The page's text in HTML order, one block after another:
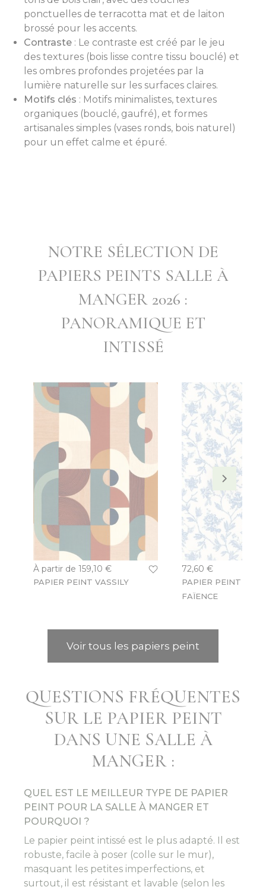
ponctuelles de terracotta mat et de laiton
brossé pour les accents.
Contraste : Le contraste est créé par le jeu
des textures (bois lisse contre tissu bouclé) et
les ombres profondes projetées par la
lumière naturelle sur les surfaces claires.
Motifs clés : Motifs minimalistes, textures
organiques (bouclé, gaufré), et formes
artisanales simples (vases ronds, bois naturel)
pour un effet calme et épuré.
NOTRE SÉLECTION DE
PAPIERS PEINTS SALLE À
MANGER 2026 :
PANORAMIQUE ET
INTISSÉ
PAPIER PEINT VASSILY
À partir de 159,10 €
PAPIER PEINT
FAÏENCE
72,60 €
Voir tous les papiers peint
QUESTIONS FRÉQUENTES
SUR LE PAPIER PEINT
DANS UNE SALLE À
MANGER :
QUEL EST LE MEILLEUR TYPE DE PAPIER
PEINT POUR LA SALLE À MANGER ET
POURQUOI ?
Le papier peint intissé est le plus adapté. Il est
robuste, facile à poser (colle sur le mur),
masquant les petites imperfections, et
surtout, il est résistant et lavable (selon les